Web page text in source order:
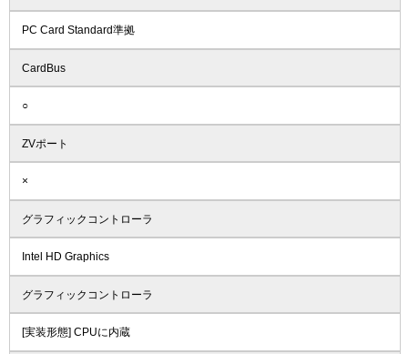
PC Card Standard準拠
CardBus
○
ZVポート
×
グラフィックコントローラ
Intel HD Graphics
グラフィックコントローラ
[実装形態] CPUに内蔵